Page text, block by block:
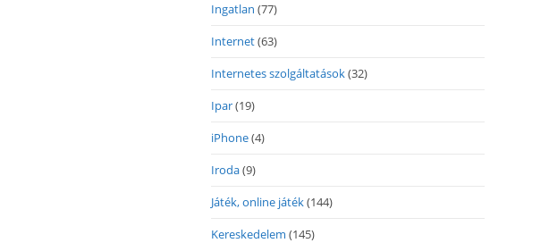
Ingatlan (77)
Internet(63)
Internetes szolgáltatások(32)
Ipar(19)
iPhone(4)
Iroda(9)
Játék, online játék(144)
Kereskedelem (145)